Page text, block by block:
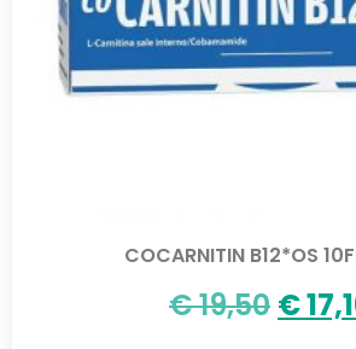
COCARNITIN B12*OS
€19,50 €